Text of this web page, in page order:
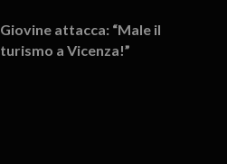
Giovine attacca: “Male il
turismo a Vicenza!”